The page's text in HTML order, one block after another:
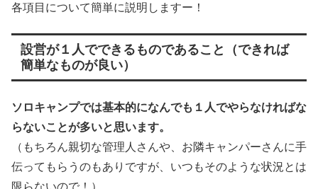
各項目について簡単に説明しますー！
設営が１人でできるものであること（できれば
簡単なものが良い）
ソロキャンプでは基本的になんでも１人でやらなければな
らないことが多いと思います。
（もちろん親切な管理人さんや、お隣キャンパーさんに手
伝ってもらうのもありですが、いつもそのような状況とは